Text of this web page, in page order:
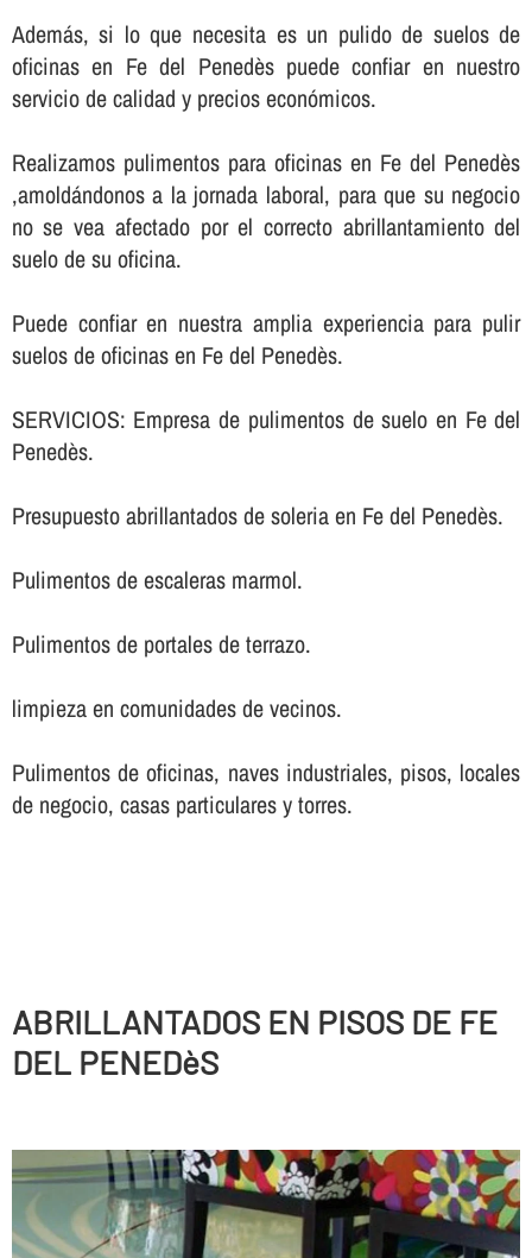
Además, si lo que necesita es un pulido de suelos de
oficinas en Fe del Penedès puede confiar en nuestro
servicio de calidad y precios económicos.
Realizamos pulimentos para oficinas en Fe del Penedès
,amoldándonos a la jornada laboral, para que su negocio
no se vea afectado por el correcto abrillantamiento del
suelo de su oficina.
Puede confiar en nuestra amplia experiencia para pulir
suelos de oficinas en Fe del Penedès.
SERVICIOS: Empresa de pulimentos de suelo en Fe del
Penedès.
Presupuesto abrillantados de soleria en Fe del Penedès.
Pulimentos de escaleras marmol.
Pulimentos de portales de terrazo.
limpieza en comunidades de vecinos.
Pulimentos de oficinas, naves industriales, pisos, locales
de negocio, casas particulares y torres.
ABRILLANTADOS EN PISOS DE FE
DEL PENEDèS